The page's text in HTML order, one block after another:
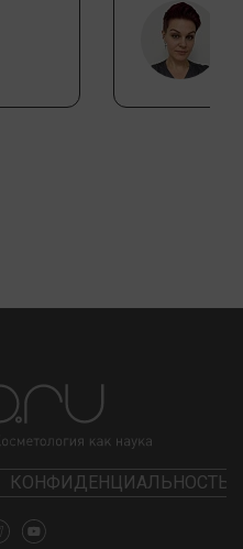
КОНФИДЕНЦИАЛЬНОСТЬ